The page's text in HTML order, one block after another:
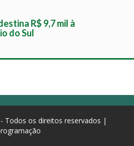
R$ 9,7 mil à
do Sul
Todos os direitos reservados |